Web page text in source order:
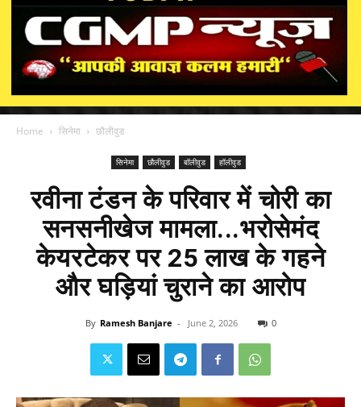
Home सिनेमा छौलीवुड
सिनेमा छौलीवुड बॉलीवुड हॉलीवुड
रवीना टंडन के परिवार में चोरी का
सनसनीखेज मामला...भरोसेमंद
केयरटेकर पर 25 लाख के गहने
और घड़ियां चुराने का आरोप
By Ramesh Banjare - June 2, 2026 0